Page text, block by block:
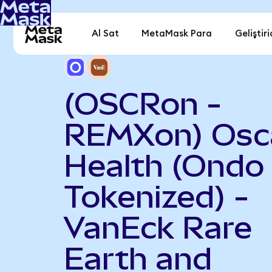
Al Sat MetaMask Para
(OSCRon -
REMXon)
Health (Ondo
Tokenized) -
VanEck Rare
Earth and